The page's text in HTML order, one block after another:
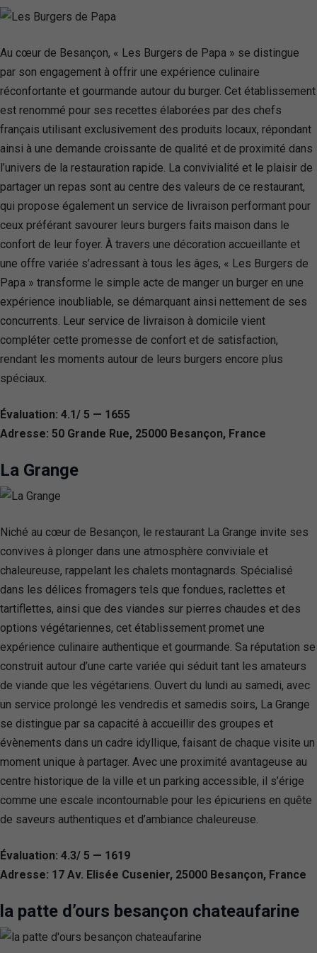
Au cœur de Besançon, « Les Burgers de Papa » se distingue
par son engagement à offrir une expérience culinaire
réconfortante et gourmande autour du burger. Cet établissement
est renommé pour ses recettes élaborées par des chefs
français utilisant exclusivement des produits locaux, répondant
ainsi à une demande croissante de qualité et de proximité dans
l’univers de la restauration rapide. La convivialité et le plaisir de
partager un repas sont au centre des valeurs de ce restaurant,
qui propose également un service de livraison performant pour
ceux préférant savourer leurs burgers faits maison dans le
confort de leur foyer. À travers une décoration accueillante et
une offre variée s’adressant à tous les âges, « Les Burgers de
Papa » transforme le simple acte de manger un burger en une
expérience inoubliable, se démarquant ainsi nettement de ses
concurrents. Leur service de livraison à domicile vient
compléter cette promesse de confort et de satisfaction,
rendant les moments autour de leurs burgers encore plus
spéciaux.
Évaluation: 4.1/ 5 — 1655
Adresse: 50 Grande Rue, 25000 Besançon, France
La Grange
Niché au cœur de Besançon, le restaurant La Grange invite ses
convives à plonger dans une atmosphère conviviale et
chaleureuse, rappelant les chalets montagnards. Spécialisé
dans les délices fromagers tels que fondues, raclettes et
tartiflettes, ainsi que des viandes sur pierres chaudes et des
options végétariennes, cet établissement promet une
expérience culinaire authentique et gourmande. Sa réputation se
construit autour d’une carte variée qui séduit tant les amateurs
de viande que les végétariens. Ouvert du lundi au samedi, avec
un service prolongé les vendredis et samedis soirs, La Grange
se distingue par sa capacité à accueillir des groupes et
évènements dans un cadre idyllique, faisant de chaque visite un
moment unique à partager. Avec une proximité avantageuse au
centre historique de la ville et un parking accessible, il s’érige
comme une escale incontournable pour les épicuriens en quête
de saveurs authentiques et d’ambiance chaleureuse.
Évaluation: 4.3/ 5 — 1619
Adresse: 17 Av. Elisée Cusenier, 25000 Besançon, France
la patte d’ours besançon chateaufarine